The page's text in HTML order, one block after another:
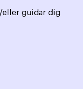
eller guidar dig